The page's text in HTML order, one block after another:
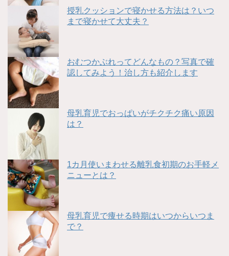
授乳クッションで寝かせる方法は？いつ
まで寝かせて大丈夫？
おむつかぶれってどんなもの？写真で確
認してみよう！治し方も紹介します
母乳育児でおっぱいがチクチク痛い原因
は？
1カ月使いまわせる離乳食初期のお手軽メ
ニューとは？
母乳育児で痩せる時期はいつからいつま
で？